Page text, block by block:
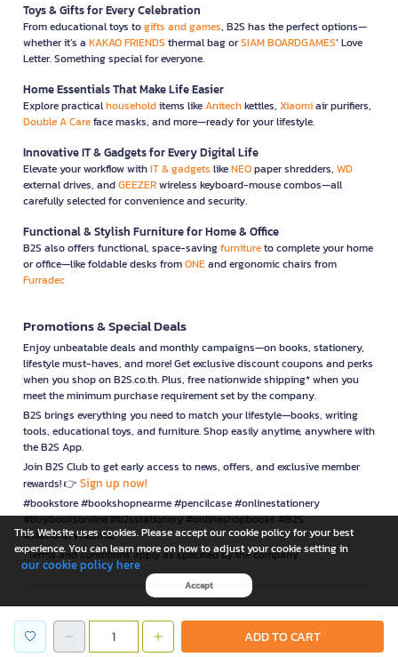
ADD TO CART
Toys & Gifts for Every Celebration
From educational toys togifts and games, B2S has the perfect options—
whether it’s a KAKAO FRIENDS thermal bag orSIAM BOARDGAMES’ Love
Letter. Something special for everyone.
Home Essentials That Make Life Easier
Explore practicalhouseholditems likeAnitechkettles, Xiaomiair purifiers,
Double A Careface masks, and more—ready for your lifestyle.
Innovative IT & Gadgets for Every Digital Life
Elevate your workflow withIT & gadgets likeNEOpaper shredders, WD
external drives, andGEEZERwireless keyboard-mouse combos—all
carefully selected for convenience and security.
Functional & Stylish Furniture for Home & Office
B2S also offers functional, space-savingfurnitureto complete your home
or office—like foldable desks fromONEand ergonomic chairs from
Furradec
Promotions & Special Deals
Enjoy unbeatable deals and monthly campaigns—on books, stationery,
lifestyle must-haves, and more! Get exclusive discount coupons and perks
when you shop on B2S.co.th. Plus, free nationwide shipping* when you
meet the minimum purchase requirement set by the company.
B2S brings everything you need to match your lifestyle—books, writing
tools, educational toys, and furniture. Shop easily anytime, anywhere with
the B2S App.
Join B2S Club to get early access to news, offers, and exclusive member
rewards! 👉 Sign up now!
#bookstore #bookshopnearme #pencilcase #onlinestationery
#buybooksonline #b2sstationery #onlineshopbooks #B2S
#stationerynearme
*Terms and conditions apply as specified by the company.
is a company operating under
This Website uses cookies. Please accept our cookie policy for your best
experience. You can learn more on how to adjust your cookie setting in
our cookie policy here
Accept